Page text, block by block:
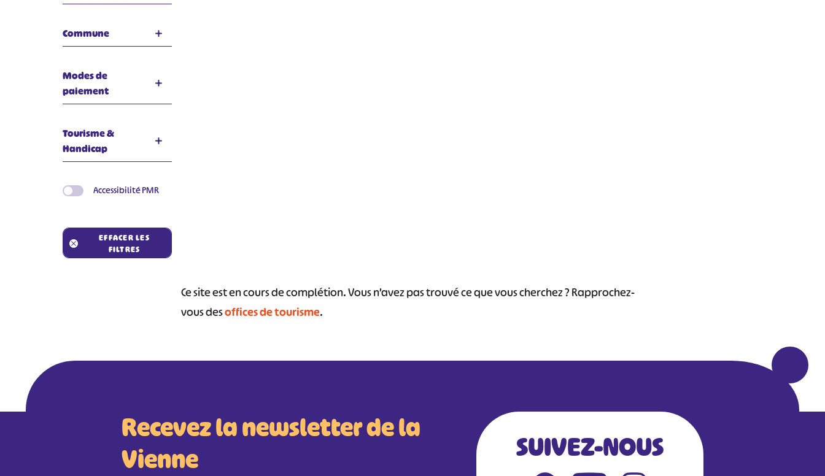
Commune
Modes de
paiement
Tourisme &
Handicap
Accessibilité PMR
EFFACER LES
FILTRES
Ce site est en cours de complétion. Vous n’avez pas trouvé ce que vous cherchez ? Rapprochez-
vous desoffices de tourisme.
Recevez la newsletter de la
Vienne
SUIVEZ-NOUS